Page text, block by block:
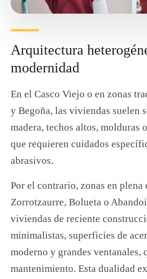
Arquitectura
modernidad
En el Casco Viejo o en zonas
y Begoña, las viviendas suelen
madera, techos altos, molduras
que requieren cuidados
abrasivos.
Por el contrario, zonas en plena
Zorrotzaurre, Bolueta o
viviendas de reciente
minimalistas, superficies de
moderno y grandes ventanales,
mantenimiento. Esta dualidad